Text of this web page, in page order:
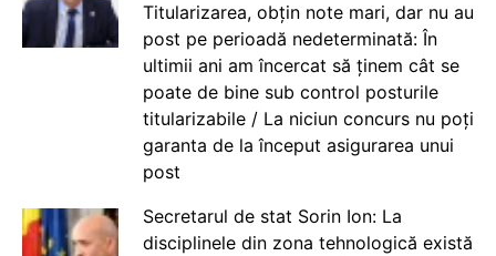
Titularizarea, obțin note mari, dar nu au
post pe perioadă nedeterminată: În
ultimii ani am încercat să ținem cât se
poate de bine sub control posturile
titularizabile / La niciun concurs nu poți
garanta de la început asigurarea unui
post
Secretarul de stat Sorin Ion: La
disciplinele din zona tehnologică există